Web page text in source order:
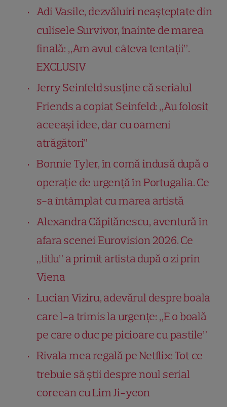
Adi Vasile, dezvăluiri neașteptate din
culisele Survivor, înainte de marea
finală: „Am avut câteva tentații”.
EXCLUSIV
Jerry Seinfeld susține că serialul
Friends a copiat Seinfeld: „Au folosit
aceeași idee, dar cu oameni
atrăgători”
Bonnie Tyler, în comă indusă după o
operație de urgență în Portugalia. Ce
s-a întâmplat cu marea artistă
Alexandra Căpitănescu, aventură în
afara scenei Eurovision 2026. Ce
„titlu” a primit artista după o zi prin
Viena
Lucian Viziru, adevărul despre boala
care l-a trimis la urgențe: „E o boală
pe care o duc pe picioare cu pastile”
Rivala mea regală pe Netflix: Tot ce
trebuie să știi despre noul serial
coreean cu Lim Ji-yeon